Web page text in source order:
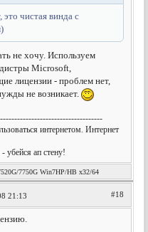
это чистая винда с
не хочу. Используем
Microsoft,
лицензии - проблем нет,
не возникает.
интернетом. Интернет
убейся ап стену!
7750G Win7HP/HB x32/64
21:13 #18